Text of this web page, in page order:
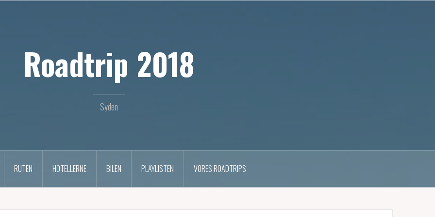
Roadtrip 2018
Syden
RUTEN HOTELLERNE BILEN PLAYLISTEN VORES ROADTRIPS